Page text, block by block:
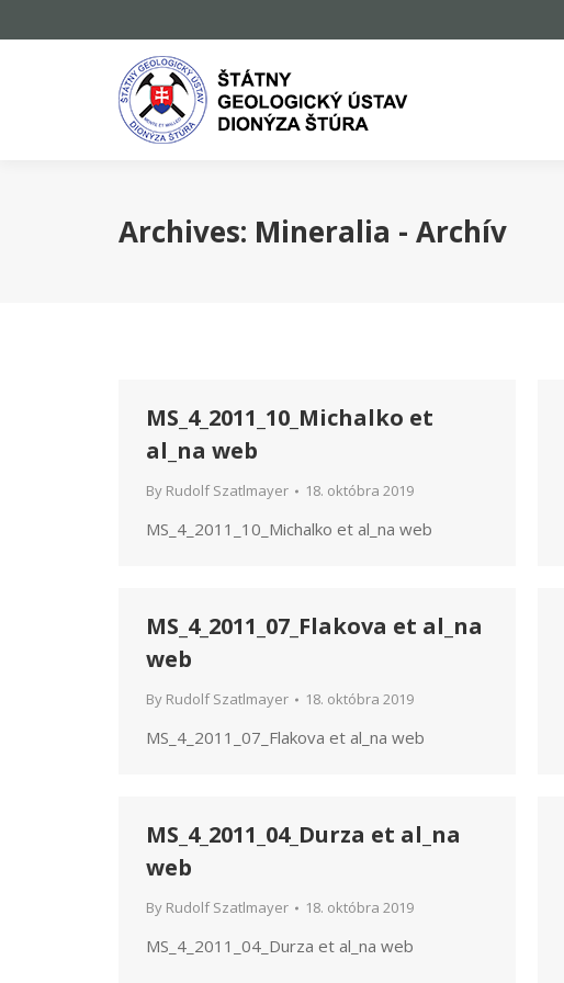
Archives: Mineralia - Archív
MS_4_2011_10_Michalko et
al_na web
By Rudolf Szatlmayer 18. októbra 2019
MS_4_2011_10_Michalko et al_na web
MS_4_2011_07_Flakova et al_na
web
By Rudolf Szatlmayer 18. októbra 2019
MS_4_2011_07_Flakova et al_na web
MS_4_2011_04_Durza et al_na
web
By Rudolf Szatlmayer 18. októbra 2019
MS_4_2011_04_Durza et al_na web